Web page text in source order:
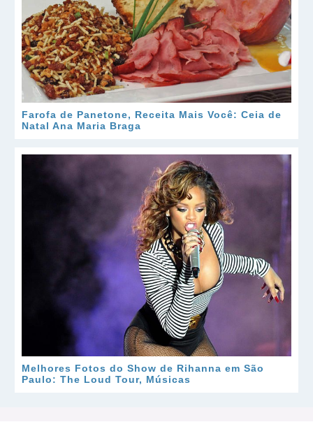
Farofa de Panetone, Receita Mais Você: Ceia de
Natal Ana Maria Braga
Melhores Fotos do Show de Rihanna em São
Paulo: The Loud Tour, Músicas